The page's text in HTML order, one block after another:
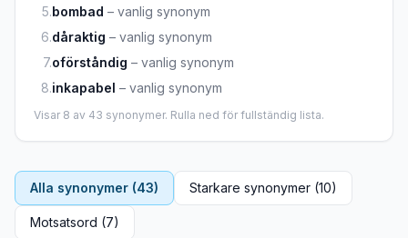
5.bombad – vanlig synonym
6.dåraktig – vanlig synonym
7.oförståndig – vanlig synonym
8.inkapabel – vanlig synonym
Visar 8 av 43 synonymer. Rulla ned för fullständig lista.
Alla synonymer (43) Starkare synonymer (10)
Motsatsord (7)